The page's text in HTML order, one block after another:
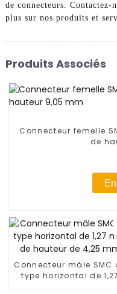
de connecteurs.
plus sur nos produits et
Produits Associés
Connecteur femelle
de
Connecteur mâle SMC
type horizontal de 1,27